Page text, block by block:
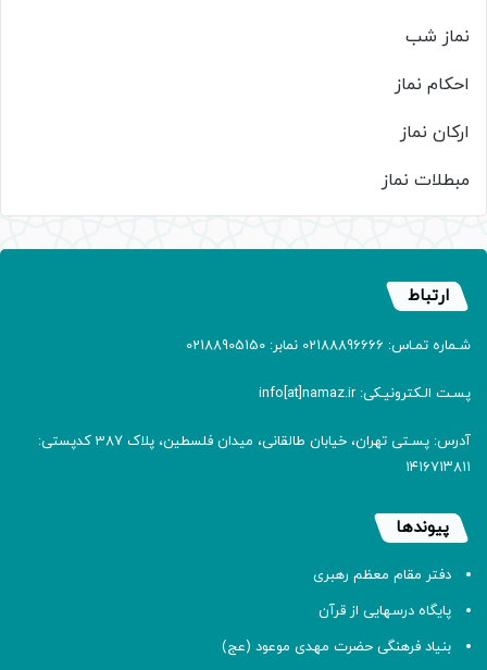
نماز شب
احکام نماز
ارکان نماز
مبطلات نماز
ارتباط
شـماره تمـاس: 02188896666 نمابر: 02188905150
پسـت الـکترونیـکی: info[at]namaz.ir
آدرس: پسـتی تهران، خیابان طالقانی، میدان فلسطین، پلاک 387 کدپستی:
۱۴۱۶۷۱۳۸۱۱
پیوندها
دفتر مقام معظم رهبری
پایگاه درسهایی از قرآن
بنیاد فرهنگی حضرت مهدی موعود (عج)